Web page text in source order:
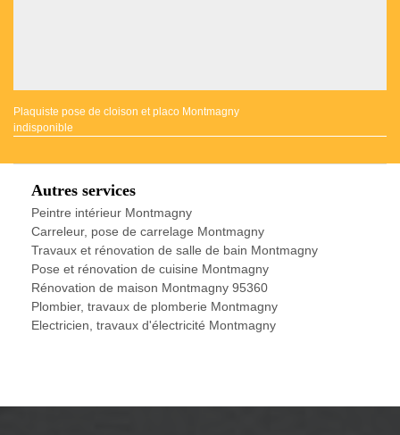
Plaquiste pose de cloison et placo Montmagny
indisponible
Autres services
Peintre intérieur Montmagny
Carreleur, pose de carrelage Montmagny
Travaux et rénovation de salle de bain Montmagny
Pose et rénovation de cuisine Montmagny
Rénovation de maison Montmagny 95360
Plombier, travaux de plomberie Montmagny
Electricien, travaux d'électricité Montmagny